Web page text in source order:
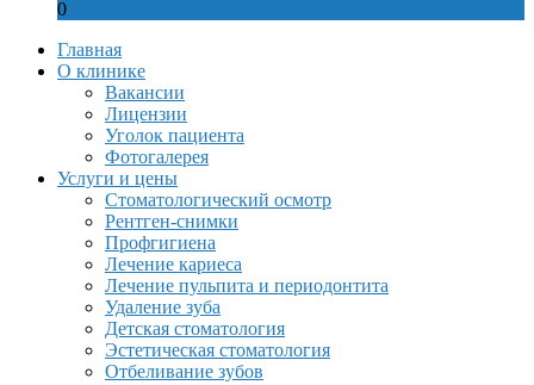
0
Главная
О клинике
Вакансии
Лицензии
Уголок пациента
Фотогалерея
Услуги и цены
Стоматологический осмотр
Рентген-снимки
Профгигиена
Лечение кариеса
Лечение пульпита и периодонтита
Удаление зуба
Детская стоматология
Эстетическая стоматология
Отбеливание зубов